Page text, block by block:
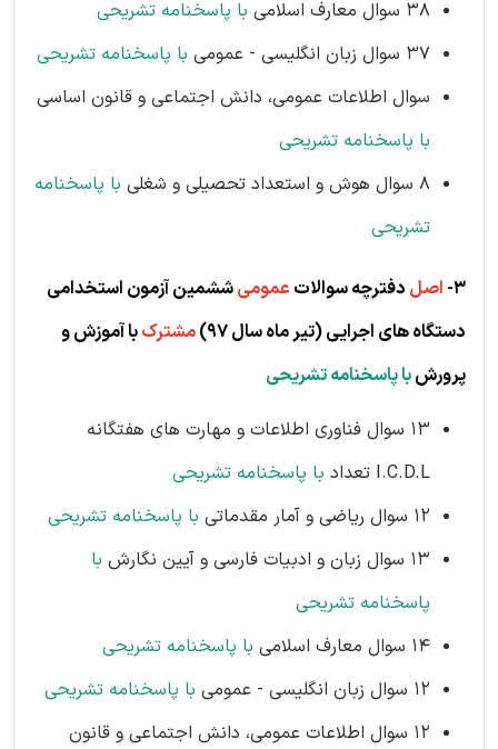
38 سوال معارف اسلامی
با پاسخنامه تشریحی
37 سوال زبان انگلیسی - عمومی
با پاسخنامه تشریحی
سوال اطلاعات عمومی، دانش اجتماعی و قانون اساسی
با پاسخنامه تشریحی
8 سوال هوش و استعداد تحصیلی و شغلی
با پاسخنامه
تشریحی
3- اصل دفترچه سوالات عمومیششمین آزمون استخدامی
دستگاه های اجرایی (تیر ماه سال 97) مشترکبا آموزش و
پرورشبا پاسخنامه تشریحی
13 سوال فناوری اطلاعات و مهارت های هفتگانه
I.C.D.L تعداد
با پاسخنامه تشریحی
12 سوال ریاضی و آمار مقدماتی
با پاسخنامه تشریحی
13 سوال زبان و ادبیات فارسی و آیین نگارش
با
پاسخنامه تشریحی
14 سوال معارف اسلامی
با پاسخنامه تشریحی
12 سوال زبان انگلیسی - عمومی
با پاسخنامه تشریحی
12 سوال اطلاعات عمومی، دانش اجتماعی و قانون